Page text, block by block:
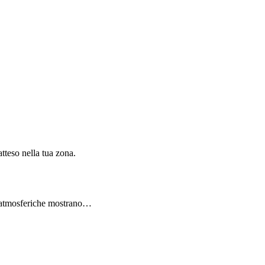
nella tua zona.
mostrano…